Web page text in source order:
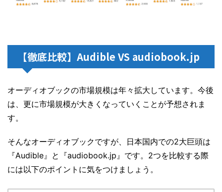
【徹底比較】Audible VS audiobook.jp
オーディオブックの市場規模は年々拡大しています。今後
は、更に市場規模が大きくなっていくことが予想されま
す。
そんなオーディオブックですが、日本国内での2大巨頭は
『Audible』と『audiobook.jp』です。2つを比較する際
には以下のポイントに気をつけましょう。